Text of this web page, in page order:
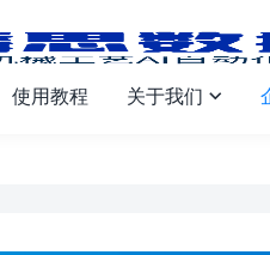
使用教程 关于我们 